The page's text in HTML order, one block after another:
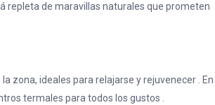
repleta de maravillas naturales que prometen
zona, ideales para relajarse y rejuvenecer . En
termales para todos los gustos .